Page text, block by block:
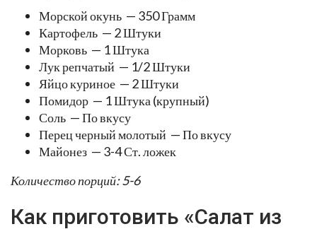
Морской окунь — 350 Грамм
Картофель — 2 Штуки
Морковь — 1 Штука
Лук репчатый — 1/2 Штуки
Яйцо куриное — 2 Штуки
Помидор — 1 Штука (крупный)
Соль — По вкусу
Перец черный молотый — По вкусу
Майонез — 3-4 Ст. ложек
Количество порций: 5-6
Как приготовить «Салат из